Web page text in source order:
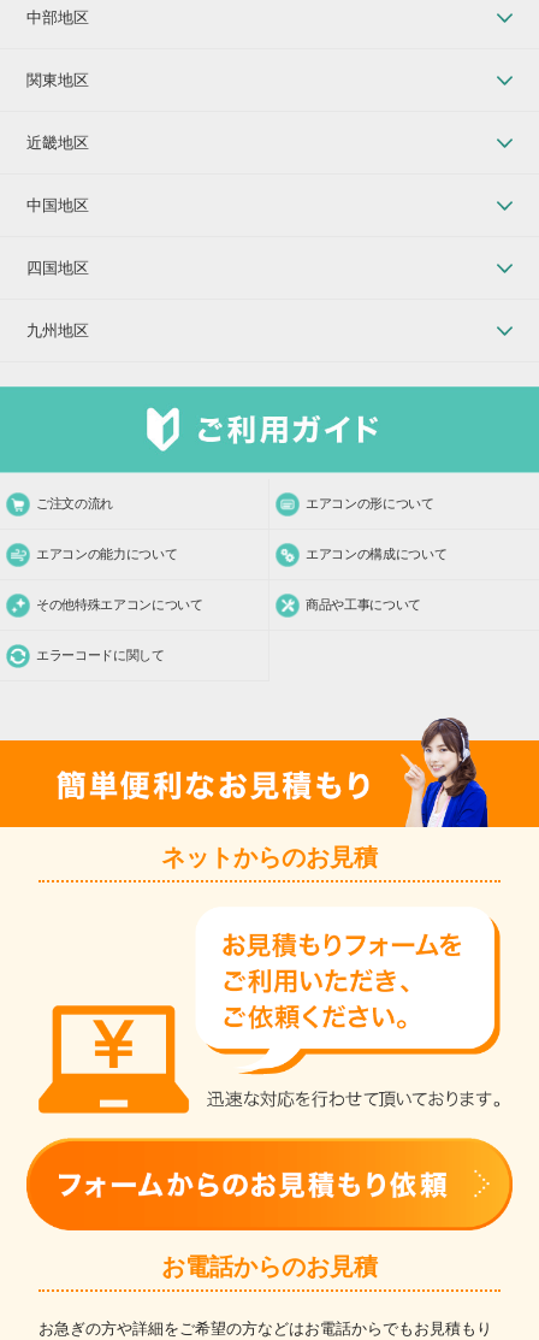
中部地区
関東地区
近畿地区
中国地区
四国地区
九州地区
ご注文の流れ エアコンの形について
エアコンの能力について エアコンの構成について
その他特殊エアコンについて 商品や工事について
エラーコードに関して
ネットからのお見積
お電話からのお見積
お急ぎの方や詳細をご希望の方などはお電話からでもお見積もり